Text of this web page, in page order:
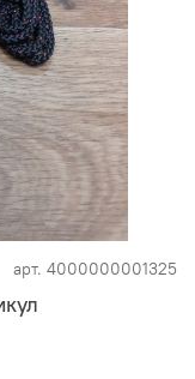
арт. 4000000001325